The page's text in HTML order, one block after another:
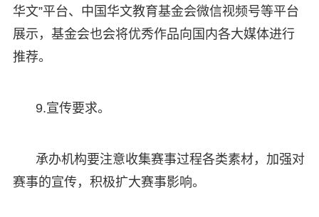
华文”平台、中国华文教育基金会微信视频号等平台
展示，基金会也会将优秀作品向国内各大媒体进行
推荐。
9.宣传要求。
承办机构要注意收集赛事过程各类素材，加强对
赛事的宣传，积极扩大赛事影响。